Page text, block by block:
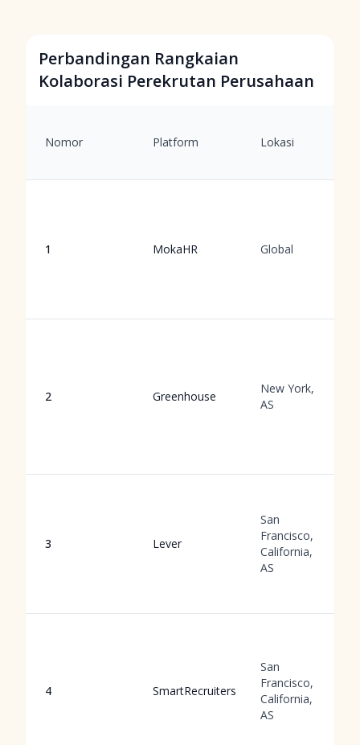
Perbandingan Rangkaian
Kolaborasi Perekrutan Perusahaan
Nomor Platform Lokasi
1 MokaHR Global
2 Greenhouse
New York,
AS
3 Lever
San
Francisco,
California,
AS
4 SmartRecruiters
San
Francisco,
California,
AS